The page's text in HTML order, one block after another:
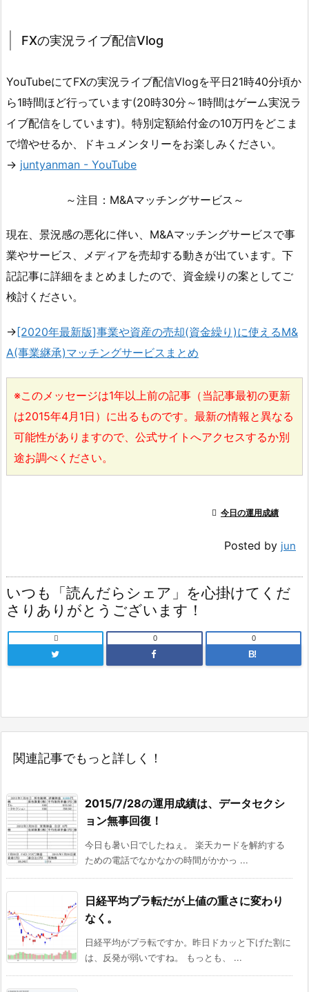
FXの実況ライブ配信Vlog
YouTubeにてFXの実況ライブ配信Vlogを平日21時40分頃か
ら1時間ほど行っています(20時30分～1時間はゲーム実況ラ
イブ配信をしています)。特別定額給付金の10万円をどこま
で増やせるか、ドキュメンタリーをお楽しみください。
→ juntyanman - YouTube
～注目：M&Aマッチングサービス～
現在、景況感の悪化に伴い、M&Aマッチングサービスで事
業やサービス、メディアを売却する動きが出ています。下
記記事に詳細をまとめましたので、資金繰りの案としてご
検討ください。
→ [2020年最新版]事業や資産の売却(資金繰り)に使えるM&
A(事業継承)マッチングサービスまとめ
※このメッセージは1年以上前の記事（当記事最初の更新
は2015年4月1日）に出るものです。最新の情報と異なる
可能性がありますので、公式サイトへアクセスするか別
途お調べください。
 今日の運用成績
Posted by jun
いつも「読んだらシェア」を心掛けてくだ
さりありがとうございます！
 0
B!
0
関連記事でもっと詳しく！
2015/7/28の運用成績は、データセクシ
ョン無事回復！
今日も暑い日でしたねぇ。 楽天カードを解約する
ための電話でなかなかの時間がかかっ ...
日経平均プラ転だが上値の重さに変わり
なく。
日経平均がプラ転ですか。昨日ドカッと下げた割に
は、反発が弱いですね。 もっとも、 ...